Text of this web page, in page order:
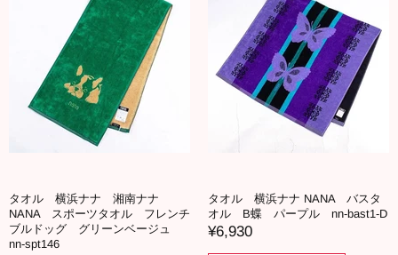
タオル 横浜ナナ 湘南ナナ
NANA スポーツタオル フレンチ
ブルドッグ グリーンベージュ
nn-spt146
タオル 横浜ナナ NANA バスタ
オル B蝶 パープル nn-bast1-D
¥6,930